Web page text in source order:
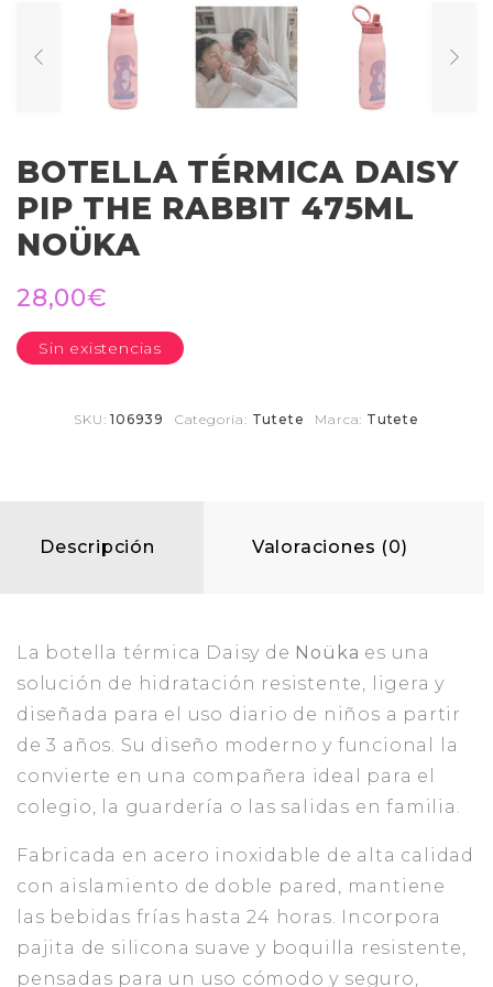
BOTELLA TÉRMICA DAISY
PIP THE RABBIT 475ML
NOÜKA
28,00€
Sin existencias
SKU:106939 Categoría: Tutete Marca: Tutete
Descripción Valoraciones (0)
La botella térmica Daisy de Noüka es una
solución de hidratación resistente, ligera y
diseñada para el uso diario de niños a partir
de 3 años. Su diseño moderno y funcional la
convierte en una compañera ideal para el
colegio, la guardería o las salidas en familia.
Fabricada en acero inoxidable de alta calidad
con aislamiento de doble pared, mantiene
las bebidas frías hasta 24 horas. Incorpora
pajita de silicona suave y boquilla resistente,
pensadas para un uso cómodo y seguro,